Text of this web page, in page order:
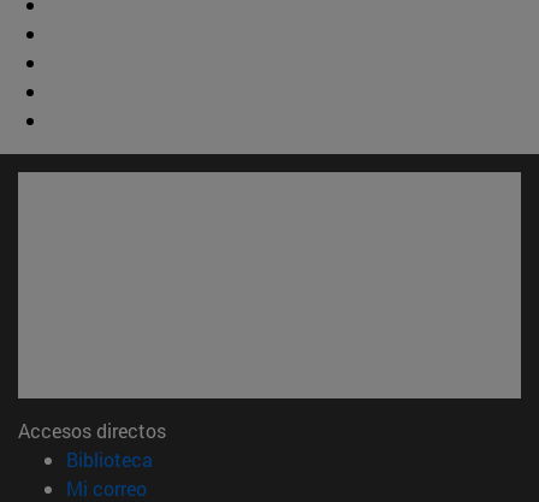
Accesos directos
Biblioteca
Mi correo(abre en nueva ventana)